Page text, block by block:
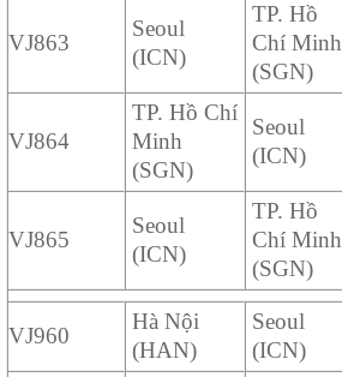
VJ863
Seoul
(ICN)
TP. Hồ
Chí Minh
(SGN)
VJ864
TP. Hồ Chí
Minh
(SGN)
Seoul
(ICN)
VJ865
Seoul
(ICN)
TP. Hồ
Chí Minh
(SGN)
VJ960
Hà Nội
(HAN)
Seoul
(ICN)